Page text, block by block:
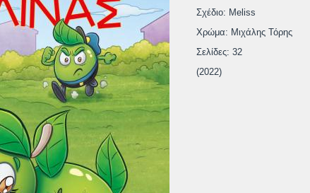
Σχέδιο: Meliss
Χρώμα: Μιχάλης Τόρης
Σελίδες: 32
(2022)